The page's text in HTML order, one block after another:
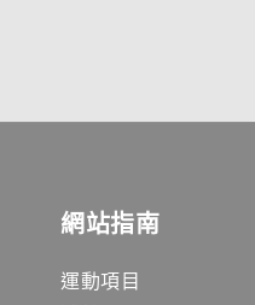
網站指南
運動項目